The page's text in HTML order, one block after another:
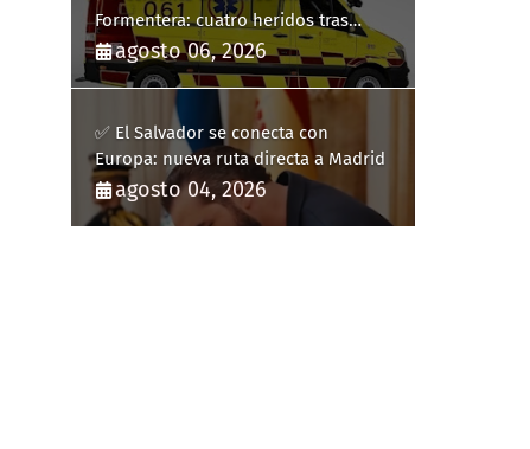
Formentera: cuatro heridos tras
volcar un turismo en la PM-820-2
agosto 06, 2026
✅ El Salvador se conecta con
Europa: nueva ruta directa a Madrid
agosto 04, 2026